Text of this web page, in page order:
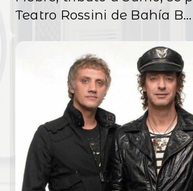
Teatro Rossini de Bahía B...